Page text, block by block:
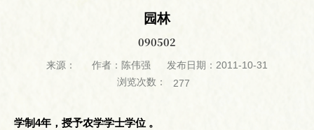
园林
090502
来源： 作者：陈伟强
发布日期：2011-10-31
浏览次数：
277
学制4年，授予农学学士学位 。